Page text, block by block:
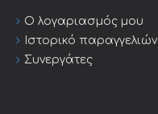
Ο λογαριασμός μου
Ιστορικό παραγγελιών
Συνεργάτες